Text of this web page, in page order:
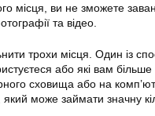
місця, ви не зможете
та відео.
трохи місця. Один із
або які вам більше
сховища або на
може займати значну